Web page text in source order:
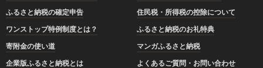
ふるさと納税の確定申告
住民税・所得税の控除について
ワンストップ特例制度とは？
ふるさと納税のお礼特典
寄附金の使い道
マンガふるさと納税
企業版ふるさと納税とは
よくあるご質問・お問い合わせ